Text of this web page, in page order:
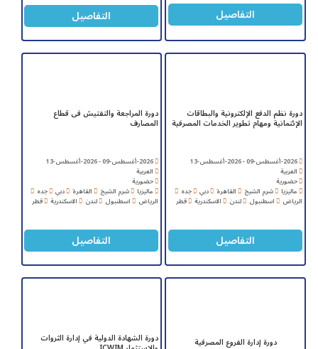
التفاصيل التفاصيل
دورة نظم الدفع الإلكترونية والبطاقات
الإئتمانية ومهام تطوير الخدمات المصرفية
2026-أغسطس-09 - 2026-أغسطس-13
العربية
حضورية
ماليزيا شرم الشيخ القاهرة دبي جده
الرياض اسطنبول لندن الاسكندرية قطر
التفاصيل
دورة المراجعة والتفتيش فى قطاع
المصارف
2026-أغسطس-09 - 2026-أغسطس-13
العربية
حضورية
ماليزيا شرم الشيخ القاهرة دبي جده
الرياض اسطنبول لندن الاسكندرية قطر
التفاصيل
دورة إدارة الفروع المصرفية دورة الشهادة الدولية في إدارة الثروات